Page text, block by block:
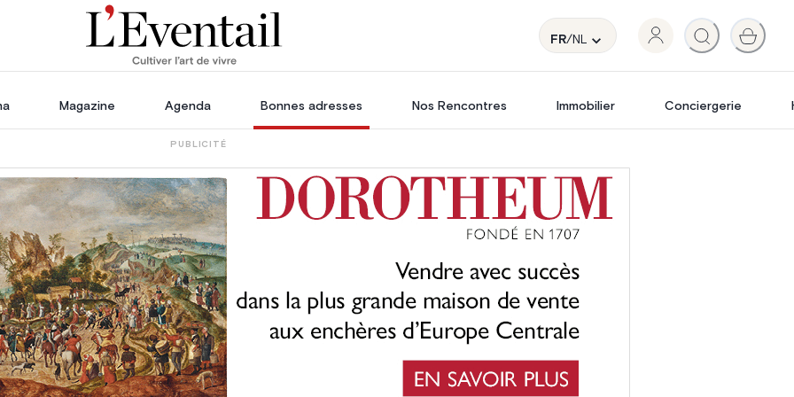
FR/NL
Magazine Agenda Bonnes adresses Nos Rencontres Immobilier Conciergerie
PUBLICITÉ